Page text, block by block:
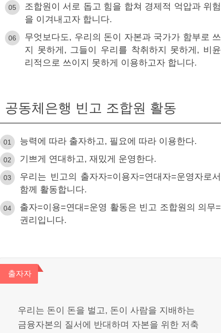
조합원이 서로 돕고 힘을 합쳐 경제적 억압과 위험
을 이겨내고자 합니다.
무엇보다도, 우리의 돈이 자본과 국가가 함부로 쓰
지 못하게, 그들이 우리를 착취하지 못하게, 비윤
리적으로 쓰이지 못하게 이용하고자 합니다.
공동체은행 빈고 조합원 활동
능력에 따라 출자하고, 필요에 따라 이용한다.
기쁘게 연대하고, 재밌게 운영한다.
우리는 빈고의 출자자=이용자=연대자=운영자로서
함께 활동합니다.
출자=이용=연대=운영 활동은 빈고 조합원의 의무=
권리입니다.
출자자
우리는 돈이 돈을 벌고, 돈이 사람을 지배하는
금융자본의 질서에 반대하며 자본을 위한 저축